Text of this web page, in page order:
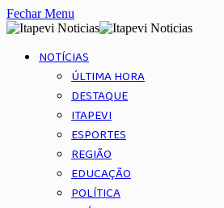
Fechar Menu
NOTÍCIAS
ÚLTIMA HORA
DESTAQUE
ITAPEVI
ESPORTES
REGIÃO
EDUCAÇÃO
POLÍTICA